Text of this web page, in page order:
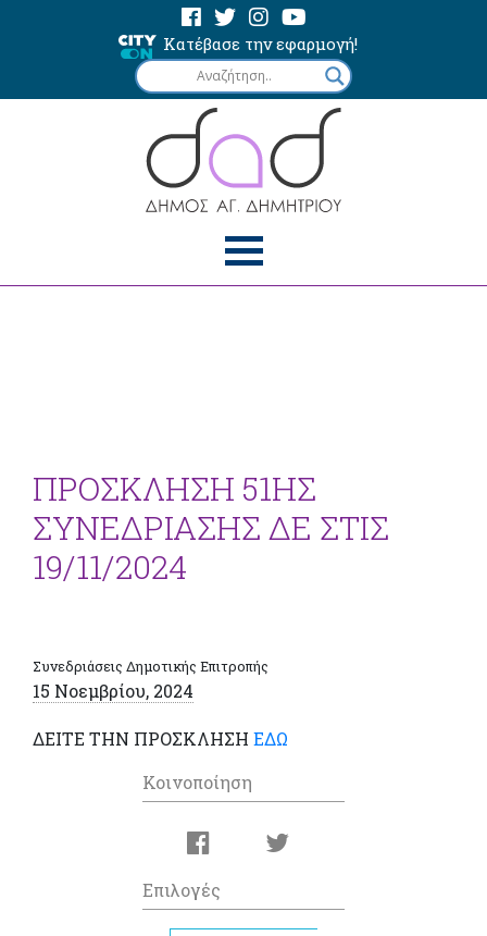
Κατέβασε την εφαρμογή!
ΠΡΟΣΚΛΗΣΗ 51ΗΣ
ΣΥΝΕΔΡΙΑΣΗΣ ΔΕ ΣΤΙΣ
19/11/2024
Συνεδριάσεις Δημοτικής Επιτροπής
15 Νοεμβρίου, 2024
ΔΕΙΤΕ ΤΗΝ ΠΡΟΣΚΛΗΣΗ ΕΔΩ
Κοινοποίηση
Επιλογές